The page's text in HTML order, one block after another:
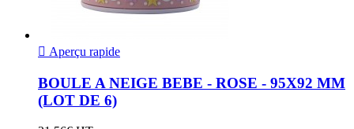
 Aperçu rapide
BOULE A NEIGE BEBE - ROSE - 95X92 MM
(LOT DE 6)